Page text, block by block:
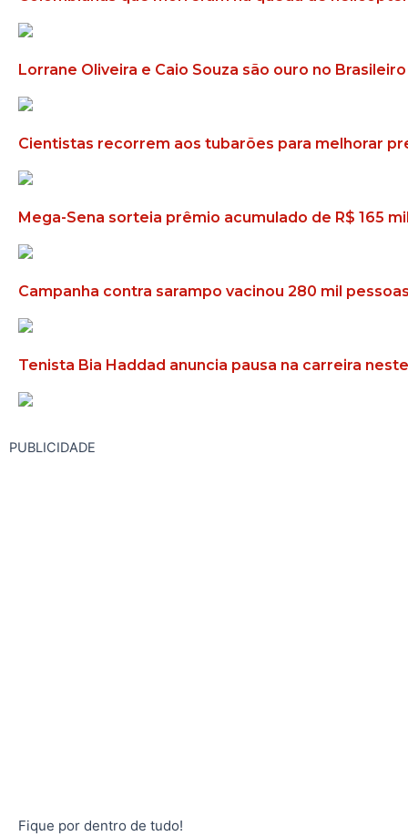
Lorrane Oliveira e Caio Souza são ouro no
Cientistas recorrem aos tubarões para melhorar
Mega-Sena sorteia prêmio acumulado de R$ 165
Campanha contra sarampo vacinou 280 mil
Tenista Bia Haddad anuncia pausa na carreira
PUBLICIDADE
Fique por dentro de tudo!